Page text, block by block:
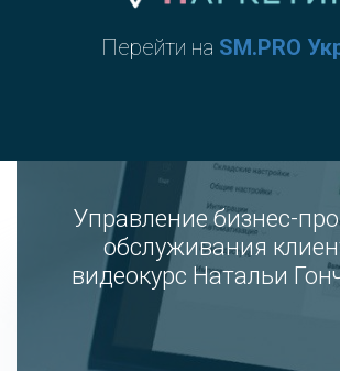
Перейти на SM.PRO
Управление бизнес-
обслуживания
видеокурс Натальи